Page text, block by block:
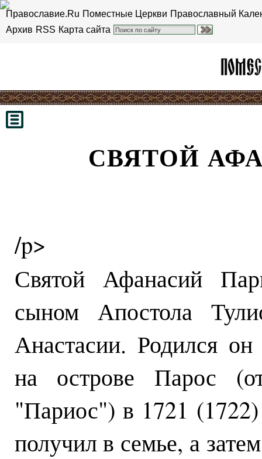
Православие.Ru Поместные Церкви Православный
Архив RSS Карта сайта
СВЯТОЙ
/p>
Святой Афанасий
сыном Апостола
Анастасии. Родился
на острове Парос
"Париос") в 1721 (1722)
получил в семье, а